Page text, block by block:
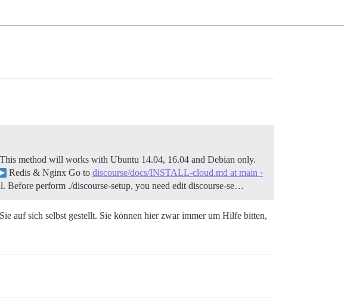
method will works with Ubuntu 14.04, 16.04 and Debian only.
Redis & Nginx Go to discourse/docs/INSTALL-cloud.md at main ·
perform ./discourse-setup, you need edit discourse-se…
auf sich selbst gestellt. Sie können hier zwar immer um Hilfe bitten,